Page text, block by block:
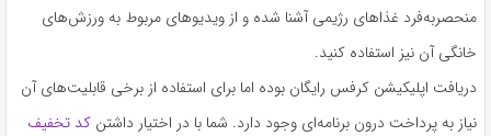
منحصربه‌فرد غذاهای رژیمی آشنا شده و از ویدیوهای مربوط به ورزش‌های
خانگی آن نیز استفاده کنید.
دریافت اپلیکیشن کرفس رایگان بوده اما برای استفاده از برخی قابلیت‌های آن
نیاز به پرداخت درون برنامه‌ای وجود دارد. شما با در اختیار داشتن کد تخفیف